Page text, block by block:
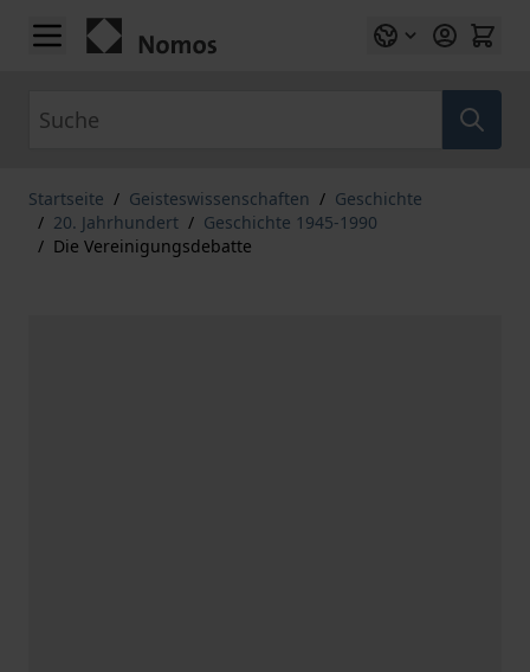
Zum Inhalt springen
Startseite / Geisteswissenschaften / Geschichte
/ 20. Jahrhundert / Geschichte 1945-1990
/ Die Vereinigungsdebatte